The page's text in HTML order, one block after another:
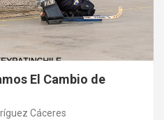
El Cambio de
Cáceres